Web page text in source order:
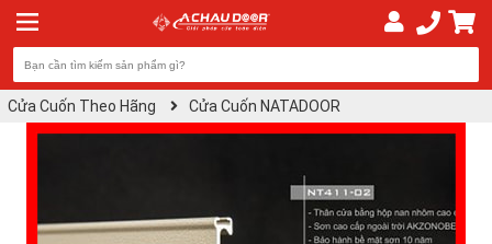
Cửa Cuốn Theo Hãng Cửa Cuốn NATADOOR